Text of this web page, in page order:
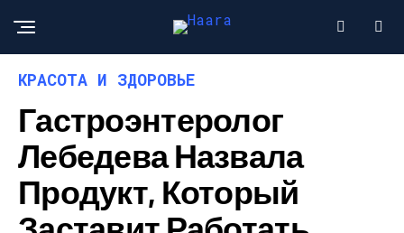
КРАСОТА И ЗДОРОВЬЕ
Гастроэнтеролог
Лебедева Назвала
Продукт, Который